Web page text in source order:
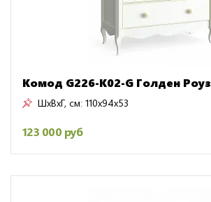
Комод G226-K02-G Голден Роуз
ШxВxГ, см: 110x94x53
123 000 руб